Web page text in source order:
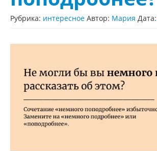
Рубрика: интересное Автор: Мария Дата: